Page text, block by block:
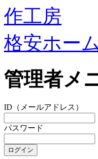
格安ホー
管理者メ
ID（メールアドレス）
パスワード